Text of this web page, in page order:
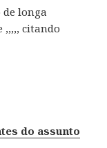
longa
,,,,, citando
do assunto